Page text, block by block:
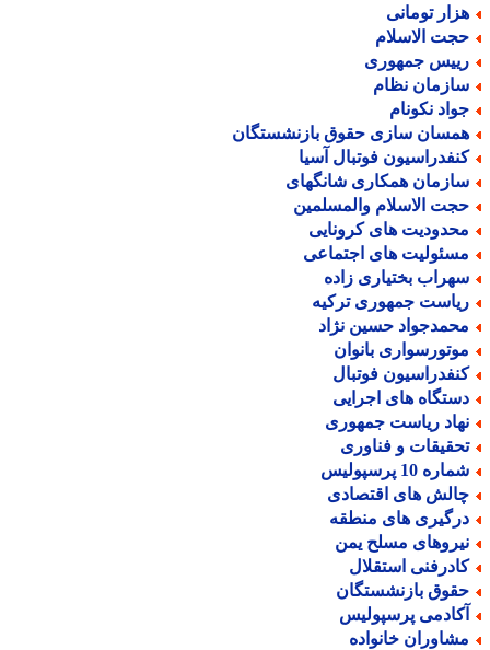
تومانی
الاسلام
جمهوری
نظام
نکونام
سازی حقوق بازنشستگان
فوتبال آسیا
همکاری شانگهای
الاسلام والمسلمین
های کرونایی
های اجتماعی
بختیاری زاده
جمهوری ترکیه
حسین نژاد
بانوان
فوتبال
های اجرایی
ریاست جمهوری
و فناوری
10 پرسپولیس
های اقتصادی
های منطقه
مسلح یمن
استقلال
بازنشستگان
پرسپولیس
خانواده